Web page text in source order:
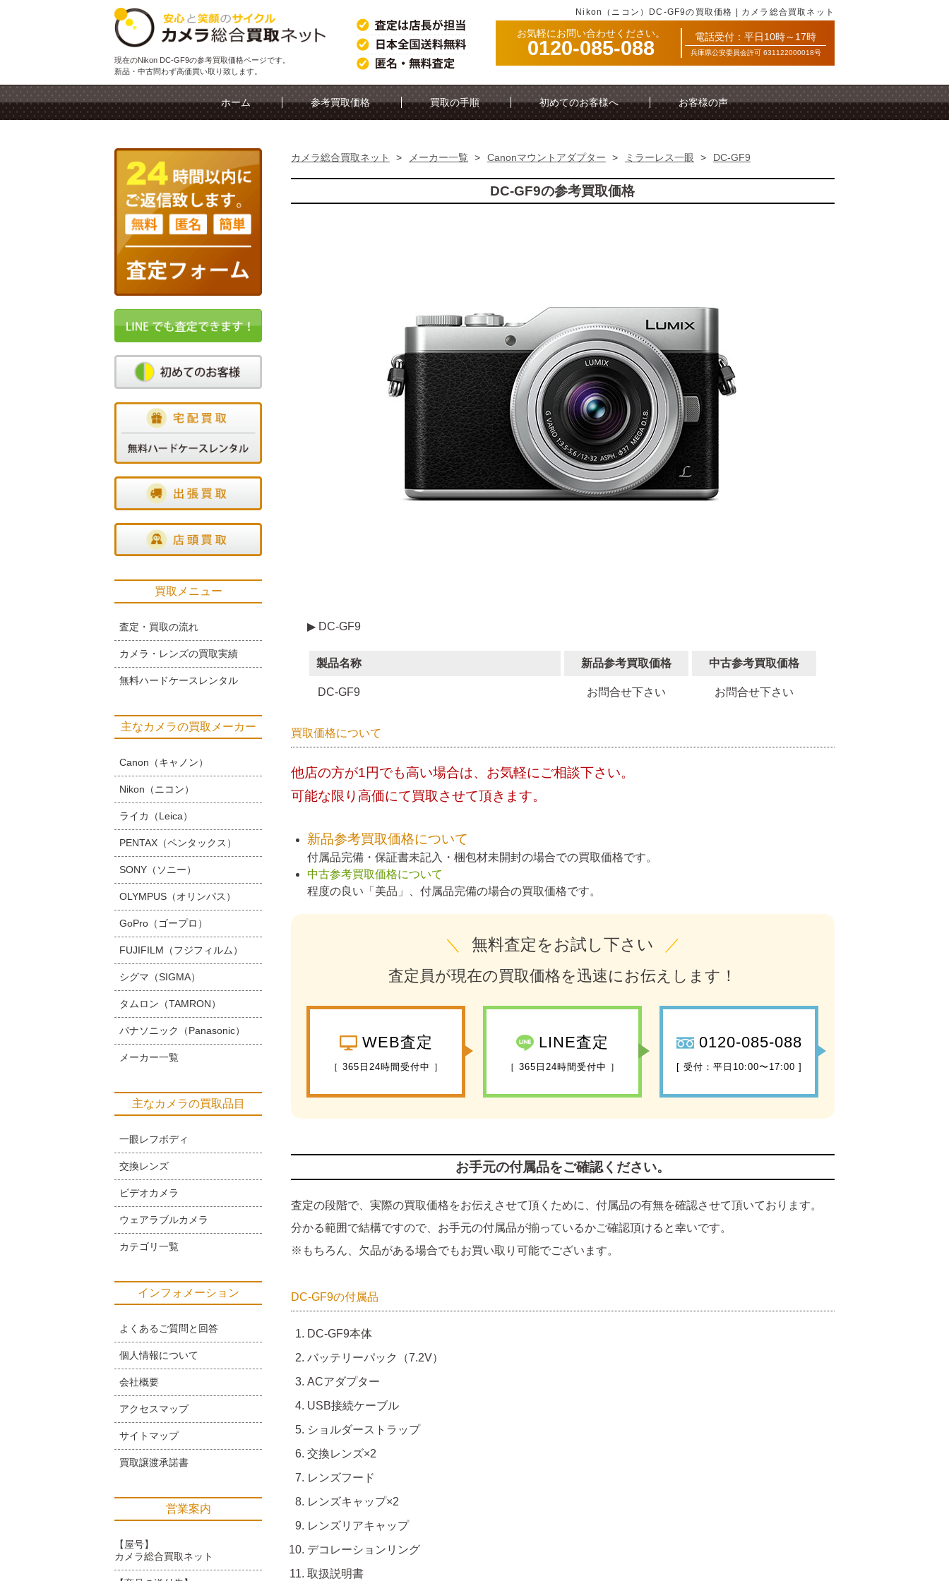
Nikon（ニコン）DC-GF9の買取価格 | カメラ総合買取ネット
現在のNikon DC-GF9の参考買取価格ページです。
新品・中古問わず高価買い取り致します。
お気軽にお問い合わせください。
0120-085-088 電話受付：平日10時～17時
兵庫県公安委員会許可 631122000018号
ホーム 参考買取価格 買取の手順 初めてのお客様へ お客様の声
カメラ総合買取ネット > メーカー一覧 > Canonマウントアダプター > ミラーレス一眼 > DC-GF9
DC-GF9の参考買取価格
▶ DC-GF9
製品名称 新品参考買取価格 中古参考買取価格
DC-GF9 お問合せ下さい お問合せ下さい
買取価格について
他店の方が1円でも高い場合は、お気軽にご相談下さい。
可能な限り高価にて買取させて頂きます。
新品参考買取価格について
付属品完備・保証書未記入・梱包材未開封の場合での買取価格です。
中古参考買取価格について
程度の良い「美品」、付属品完備の場合の買取価格です。
＼ 無料査定をお試し下さい ／
査定員が現在の買取価格を迅速にお伝えします！
WEB査定
［ 365日24時間受付中 ］
LINE査定
［ 365日24時間受付中 ］
0120-085-088
[ 受付：平日10:00〜17:00 ]
お手元の付属品をご確認ください。
査定の段階で、実際の買取価格をお伝えさせて頂くために、付属品の有無を確認させて頂いております。
分かる範囲で結構ですので、お手元の付属品が揃っているかご確認頂けると幸いです。
※もちろん、欠品がある場合でもお買い取り可能でございます。
DC-GF9の付属品
DC-GF9本体
バッテリーパック（7.2V）
ACアダプター
USB接続ケーブル
ショルダーストラップ
交換レンズ×2
レンズフード
レンズキャップ×2
レンズリアキャップ
デコレーションリング
取扱説明書
買取メニュー
査定・買取の流れ
カメラ・レンズの買取実績
無料ハードケースレンタル
主なカメラの買取メーカー
Canon（キャノン）
Nikon（ニコン）
ライカ（Leica）
PENTAX（ペンタックス）
SONY（ソニー）
OLYMPUS（オリンパス）
GoPro（ゴープロ）
FUJIFILM（フジフィルム）
シグマ（SIGMA）
タムロン（TAMRON）
パナソニック（Panasonic）
メーカー一覧
主なカメラの買取品目
一眼レフボディ
交換レンズ
ビデオカメラ
ウェアラブルカメラ
カテゴリ一覧
インフォメーション
よくあるご質問と回答
個人情報について
会社概要
アクセスマップ
サイトマップ
買取譲渡承諾書
営業案内
【屋号】
カメラ総合買取ネット